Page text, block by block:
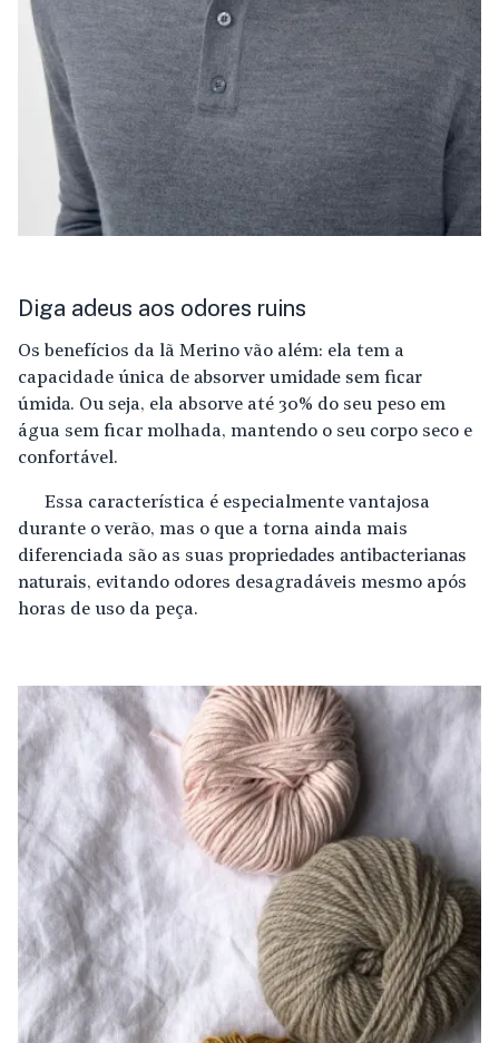
Diga adeus aos odores ruins
Os benefícios da lã Merino vão além: ela tem a
capacidade única de absorver umidade sem ficar
úmida. Ou seja, ela absorve até 30% do seu peso em
água sem ficar molhada, mantendo o seu corpo seco e
confortável.
Essa característica é especialmente vantajosa
durante o verão, mas o que a torna ainda mais
diferenciada são as suas propriedades antibacterianas
naturais, evitando odores desagradáveis mesmo após
horas de uso da peça.